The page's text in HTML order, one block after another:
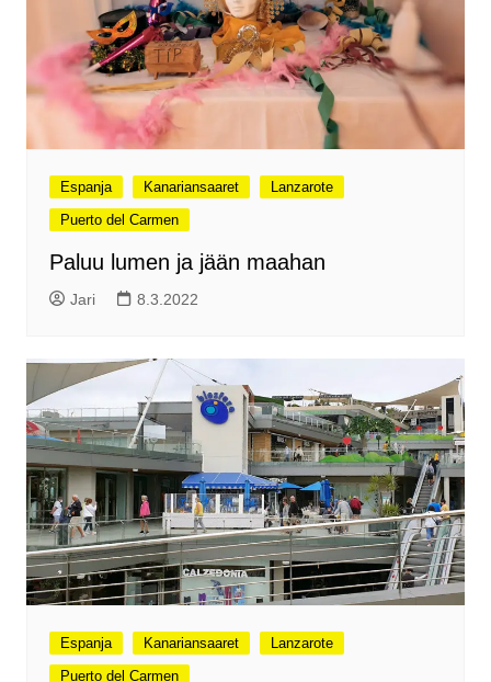
Espanja Kanariansaaret
Lanzarote
Puerto del Carmen
Paluu lumen ja jään maahan
Jari 8.3.2022
Espanja Kanariansaaret
Lanzarote
Puerto del Carmen